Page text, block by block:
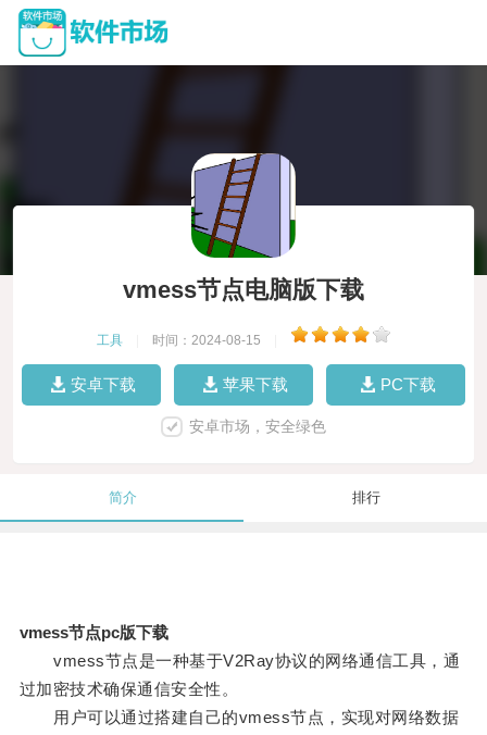
vmess节点电脑版下载
工具 时间：2024-08-15
安卓下载 苹果下载 PC下载
安卓市场，安全绿色
简介 排行
vmess节点pc版下载
vmess节点是一种基于V2Ray协议的网络通信工具，通
过加密技术确保通信安全性。
用户可以通过搭建自己的vmess节点，实现对网络数据